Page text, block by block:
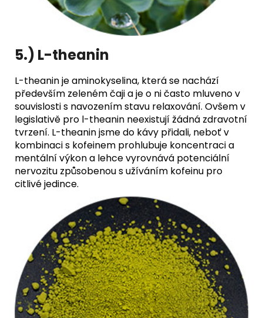
5.) L-theanin
L-theanin je aminokyselina, která se nachází
především zeleném čaji a je o ni často mluveno v
souvislosti s navozením stavu relaxování. Ovšem v
legislativě pro l-theanin neexistují žádná zdravotní
tvrzení. L-theanin jsme do kávy přidali, neboť v
kombinaci s kofeinem prohlubuje koncentraci a
mentální výkon a lehce vyrovnává potenciální
nervozitu způsobenou s užíváním kofeinu pro
citlivé jedince.